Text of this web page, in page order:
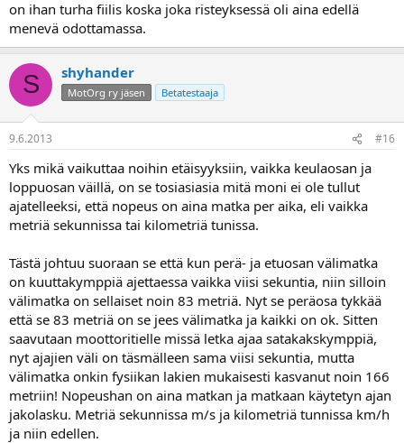
on ihan turha fiilis koska joka risteyksessä oli aina edellä
menevä odottamassa.
S shyhander
MotOrg ry jäsen Betatestaaja
9.6.2013 #16
Yks mikä vaikuttaa noihin etäisyyksiin, vaikka keulaosan ja
loppuosan väillä, on se tosiasiasia mitä moni ei ole tullut
ajatelleeksi, että nopeus on aina matka per aika, eli vaikka
metriä sekunnissa tai kilometriä tunissa.
Tästä johtuu suoraan se että kun perä- ja etuosan välimatka
on kuuttakymppiä ajettaessa vaikka viisi sekuntia, niin silloin
välimatka on sellaiset noin 83 metriä. Nyt se peräosa tykkää
että se 83 metriä on se jees välimatka ja kaikki on ok. Sitten
saavutaan moottoritielle missä letka ajaa satakakskymppiä,
nyt ajajien väli on täsmälleen sama viisi sekuntia, mutta
välimatka onkin fysiikan lakien mukaisesti kasvanut noin 166
metriin! Nopeushan on aina matkan ja matkaan käytetyn ajan
jakolasku. Metriä sekunnissa m/s ja kilometriä tunnissa km/h
ja niin edellen.